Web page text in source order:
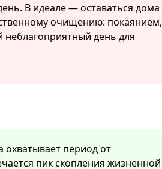
В идеале — оставаться дома
очищению: покаянием,
день для
охватывает период от
пик скопления жизненной